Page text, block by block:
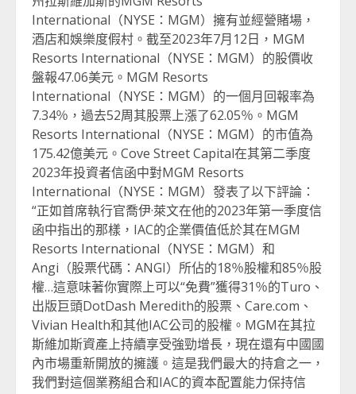
International（NYSE：MGM）擁有並經營賭場，
酒店和娛樂度假村。截至2023年7月12日，MGM
Resorts International（NYSE：MGM）的股價收
盤報47.06美元。MGM Resorts
International（NYSE：MGM）的一個月回報率為
7.34％，過去52周其股票上漲了62.05％。MGM
Resorts International（NYSE：MGM）的市值為
175.42億美元。Cove Street Capital在其第二季度
2023年投資者信函中對MGM Resorts
International（NYSE：MGM）發表了以下評論：
“正如首席執行官喬伊·萊文在他的2023年第一季度信
函中指出的那樣，IAC的企業價值低於其在MGM
Resorts International（NYSE：MGM）和
Angi（股票代碼：ANGI）所佔的18％股權和85％股
權…這意味著你實際上可以“免費”獲得31％的Turo、
出版巨頭DotDash Meredith的股票、Care.com、
Vivian Health和其他IAC公司的股權。MGM在其拉
斯維加斯資產上持續享受強勁增長，現在還有中國國
內市場重新開放的擁護。這是我們最大的持倉之一，
我們對這個業務組合和IAC的資本配置能力保持信